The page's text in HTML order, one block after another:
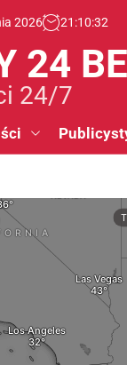
2026 21 :10:32
24
24/7